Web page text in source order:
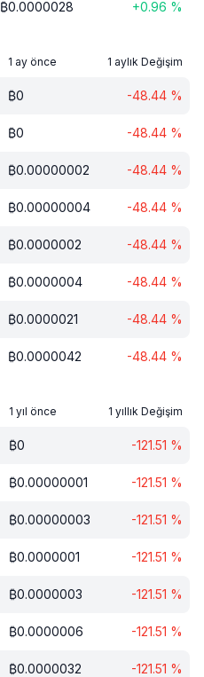
₿0.0000028 +0.96 %
1 ay önce 1 aylık Değişim
₿0 -48.44 %
₿0 -48.44 %
₿0.00000002 -48.44 %
₿0.00000004 -48.44 %
₿0.0000002 -48.44 %
₿0.0000004 -48.44 %
₿0.0000021 -48.44 %
₿0.0000042 -48.44 %
1 yıl önce 1 yıllık Değişim
₿0 -121.51 %
₿0.00000001 -121.51 %
₿0.00000003 -121.51 %
₿0.0000001 -121.51 %
₿0.0000003 -121.51 %
₿0.0000006 -121.51 %
₿0.0000032 -121.51 %